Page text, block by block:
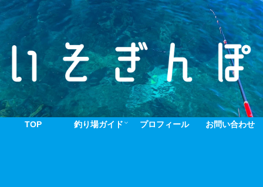
TOP 釣り場ガイド プロフィール お問い合わせ